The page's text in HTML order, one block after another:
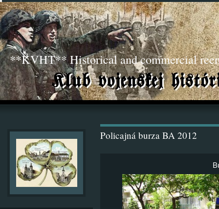
**KVHT** Historical and commercial
Policajná burza BA 2012